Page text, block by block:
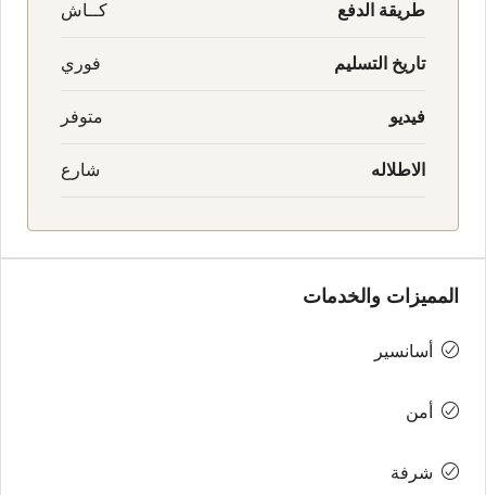
طريقة الدفع كــاش
تاريخ التسليم فوري
فيديو متوفر
الاطلاله شارع
المميزات والخدمات
أسانسير
أمن
شرفة